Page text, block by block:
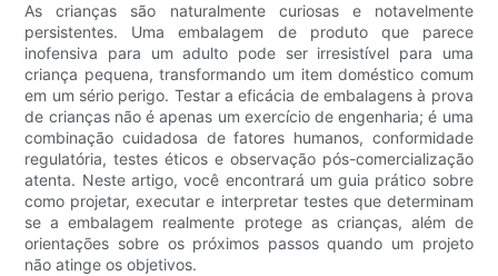
As crianças são naturalmente curiosas e notavelmente
persistentes. Uma embalagem de produto que parece
inofensiva para um adulto pode ser irresistível para uma
criança pequena, transformando um item doméstico comum
em um sério perigo. Testar a eficácia de embalagens à prova
de crianças não é apenas um exercício de engenharia; é uma
combinação cuidadosa de fatores humanos, conformidade
regulatória, testes éticos e observação pós-comercialização
atenta. Neste artigo, você encontrará um guia prático sobre
como projetar, executar e interpretar testes que determinam
se a embalagem realmente protege as crianças, além de
orientações sobre os próximos passos quando um projeto
não atinge os objetivos.